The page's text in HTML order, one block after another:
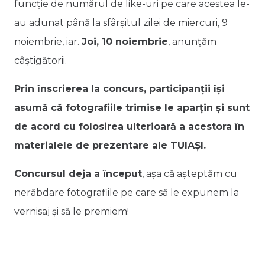
funcție de numărul de like-uri pe care acestea le-
au adunat până la sfârșitul zilei de miercuri, 9
noiembrie, iar. Joi, 10 noiembrie, anunțăm
câștigătorii.
Prin înscrierea la concurs, participanții își
asumă că fotografiile trimise le aparțin și sunt
de acord cu folosirea ulterioară a acestora în
materialele de prezentare ale TUIAȘI.
Concursul deja a început, așa că așteptăm cu
nerăbdare fotografiile pe care să le expunem la
vernisaj și să le premiem!